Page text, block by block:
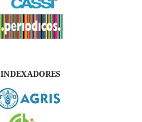
INDEXADORES